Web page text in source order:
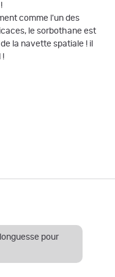
comme l'un des
le sorbothane est
la navette spatiale ! il
!
pour